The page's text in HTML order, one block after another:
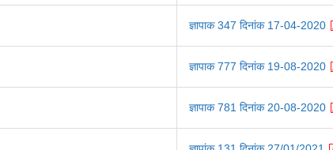
ज्ञापाक 347 दिनांक 17-04-2020
ज्ञापाक 777 दिनांक 19-08-2020
ज्ञापाक 781 दिनांक 20-08-2020